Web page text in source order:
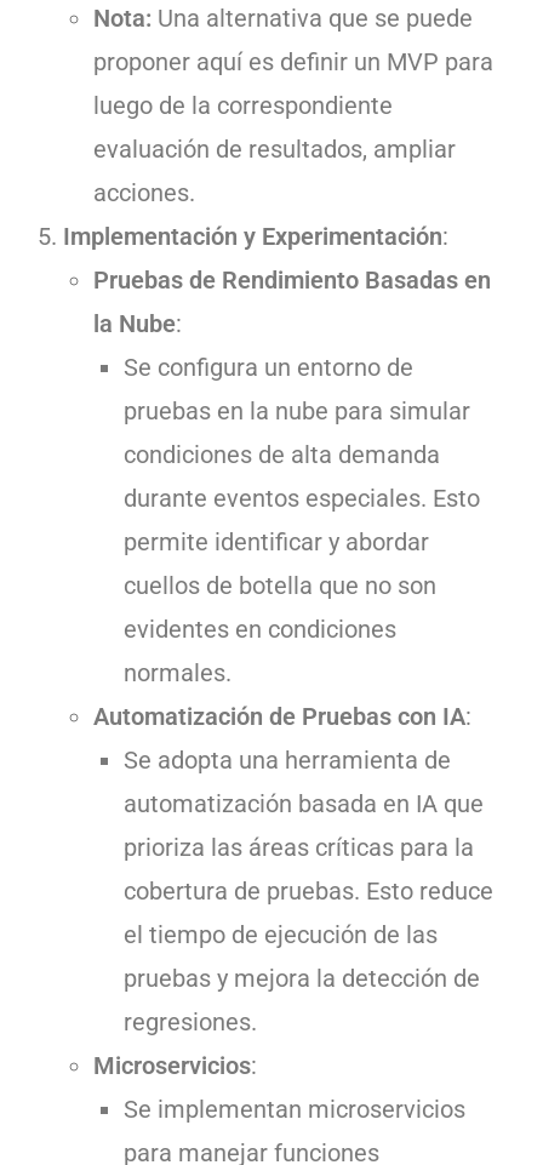
Nota: Una alternativa que se puede
proponer aquí es definir un MVP para
luego de la correspondiente
evaluación de resultados, ampliar
acciones.
Implementación y Experimentación:
Pruebas de Rendimiento Basadas en
la Nube:
Se configura un entorno de
pruebas en la nube para simular
condiciones de alta demanda
durante eventos especiales. Esto
permite identificar y abordar
cuellos de botella que no son
evidentes en condiciones
normales.
Automatización de Pruebas con IA:
Se adopta una herramienta de
automatización basada en IA que
prioriza las áreas críticas para la
cobertura de pruebas. Esto reduce
el tiempo de ejecución de las
pruebas y mejora la detección de
regresiones.
Microservicios:
Se implementan microservicios
para manejar funciones